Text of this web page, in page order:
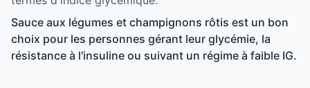
Sauce aux légumes et champignons rôtis est un bon
choix pour les personnes gérant leur glycémie, la
résistance à l'insuline ou suivant un régime à faible IG.